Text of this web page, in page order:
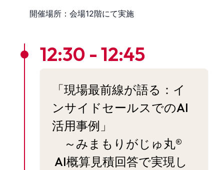
開催場所：会場12階にて実施
12:30 - 12:45
「現場最前線が語る：イ
ンサイドセールスでのAI
活用事例」
～みまもりがじゅ丸®
AI概算見積回答で実現し